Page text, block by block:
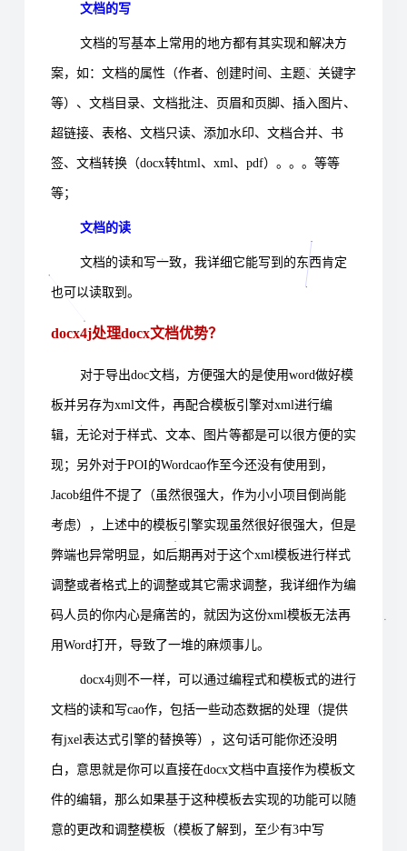
文档的写
文档的写基本上常用的地方都有其实现和解决方
案，如：文档的属性（作者、创建时间、主题、关键字
等）、文档目录、文档批注、页眉和页脚、插入图片、
超链接、表格、文档只读、添加水印、文档合并、书
签、文档转换（docx转html、xml、pdf）。。。等等
等；
文档的读
文档的读和写一致，我详细它能写到的东西肯定
也可以读取到。
docx4j处理docx文档优势？
对于导出doc文档，方便强大的是使用word做好模
板并另存为xml文件，再配合模板引擎对xml进行编
辑，无论对于样式、文本、图片等都是可以很方便的实
现；另外对于POI的Wordcao作至今还没有使用到，
Jacob组件不提了（虽然很强大，作为小小项目倒尚能
考虑），上述中的模板引擎实现虽然很好很强大，但是
弊端也异常明显，如后期再对于这个xml模板进行样式
调整或者格式上的调整或其它需求调整，我详细作为编
码人员的你内心是痛苦的，就因为这份xml模板无法再
用Word打开，导致了一堆的麻烦事儿。
docx4j则不一样，可以通过编程式和模板式的进行
文档的读和写cao作，包括一些动态数据的处理（提供
有jxel表达式引擎的替换等），这句话可能你还没明
白，意思就是你可以直接在docx文档中直接作为模板文
件的编辑，那么如果基于这种模板去实现的功能可以随
意的更改和调整模板（模板了解到，至少有3中写